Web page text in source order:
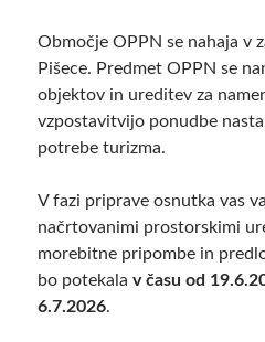
Območje OPPN se nahaja v
Pišece. Predmet OPPN se
objektov in ureditev za
vzpostavitvijo ponudbe
potrebe turizma.
V fazi priprave osnutka vas
načrtovanimi prostorskimi
morebitne pripombe in
bo potekala v času od
6.7.2026.